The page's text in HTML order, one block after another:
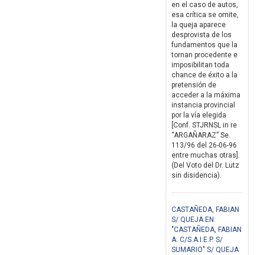
en el caso de autos,
esa crítica se omite,
la queja aparece
desprovista de los
fundamentos que la
tornan procedente e
imposibilitan toda
chance de éxito a la
pretensión de
acceder a la máxima
instancia provincial
por la vía elegida
[Conf. STJRNSL in re
“ARGAÑARAZ” Se.
113/96 del 26-06-96
entre muchas otras].
(Del Voto del Dr. Lutz
sin disidencia).
CASTAÑEDA, FABIAN
S/ QUEJA EN:
"CASTAÑEDA, FABIAN
A. C/S.A.I.E.P. S/
SUMARIO" S/ QUEJA